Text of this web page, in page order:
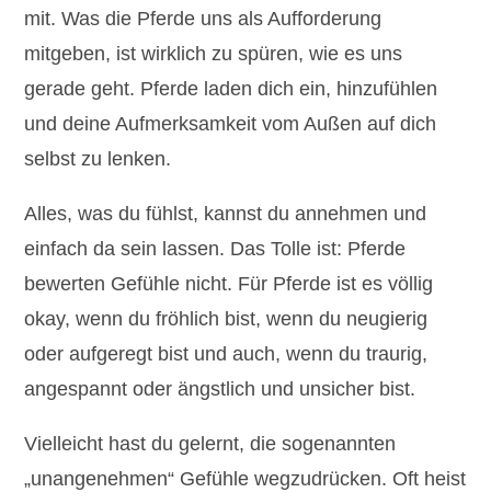
mit. Was die Pferde uns als Aufforderung
mitgeben, ist wirklich zu spüren, wie es uns
gerade geht. Pferde laden dich ein, hinzufühlen
und deine Aufmerksamkeit vom Außen auf dich
selbst zu lenken.
Alles, was du fühlst, kannst du annehmen und
einfach da sein lassen. Das Tolle ist: Pferde
bewerten Gefühle nicht. Für Pferde ist es völlig
okay, wenn du fröhlich bist, wenn du neugierig
oder aufgeregt bist und auch, wenn du traurig,
angespannt oder ängstlich und unsicher bist.
Vielleicht hast du gelernt, die sogenannten
„unangenehmen“ Gefühle wegzudrücken. Oft heist